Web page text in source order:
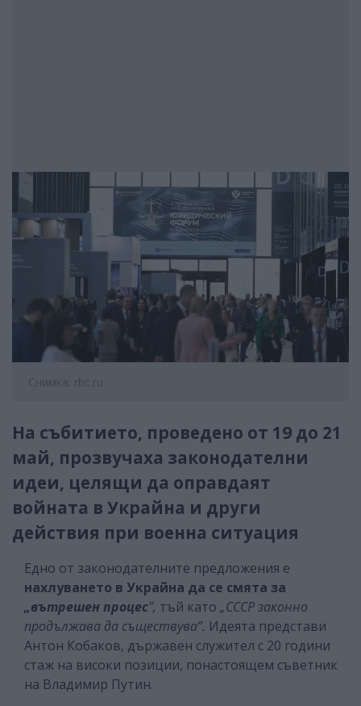
Снимка: rbc.ru
На събитието, проведено от 19 до 21
май, прозвучаха законодателни
идеи, целящи да оправдаят
войната в Украйна и други
действия при военна ситуация
Едно от законодателните предложения е
нахлуването в Украйна да се смята за
„вътрешен процес”, тъй като „СССР законно
продължава да съществува”. Идеята представи
Антон Кобаков, държавен служител с 20 години
стаж на високи позиции, понастоящем съветник
на Владимир Путин.